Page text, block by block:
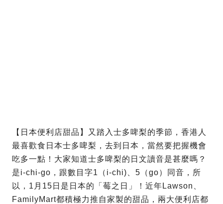
【日本便利店甜品】又踏入士多啤梨的季節，香港人
最喜歡食日本士多啤梨，去到日本，當然要把握機會
吃多一點！大家知道士多啤梨的日文讀音是甚麼嗎？
是i-chi-go，跟數目字1（i-chi)、5（go）同音，所
以，1月15日是日本的「莓之日」！近年Lawson、
FamilyMart都積極力推自家製的甜品，兩大便利店都